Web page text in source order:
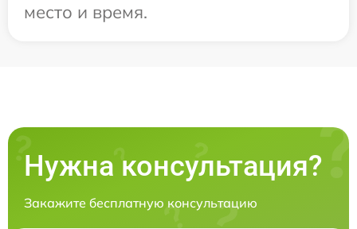
место и время.
Нужна консультация?
Закажите бесплатную консультацию